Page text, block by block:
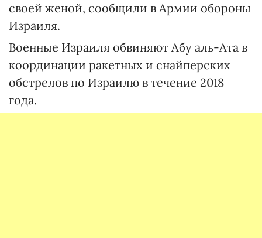
своей женой, сообщили в Армии обороны
Израиля.
Военные Израиля обвиняют Абу аль-Ата в
координации ракетных и снайперских
обстрелов по Израилю в течение 2018
года.